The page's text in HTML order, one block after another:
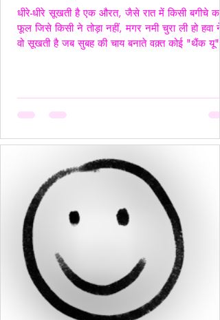
धीरे-धीरे सूखती है एक औरत, जैसे रात में किसी बगीचे का
फूल जिसे किसी ने तोड़ा नहीं, मगर नमी चुरा ली हो हवा
वो सूखती है जब सुबह की चाय बनाते वक़्त कोई "थैंक यू"
सूखती है जब उसकी पसंदें "गृहस्थी के तवे" में जल कर